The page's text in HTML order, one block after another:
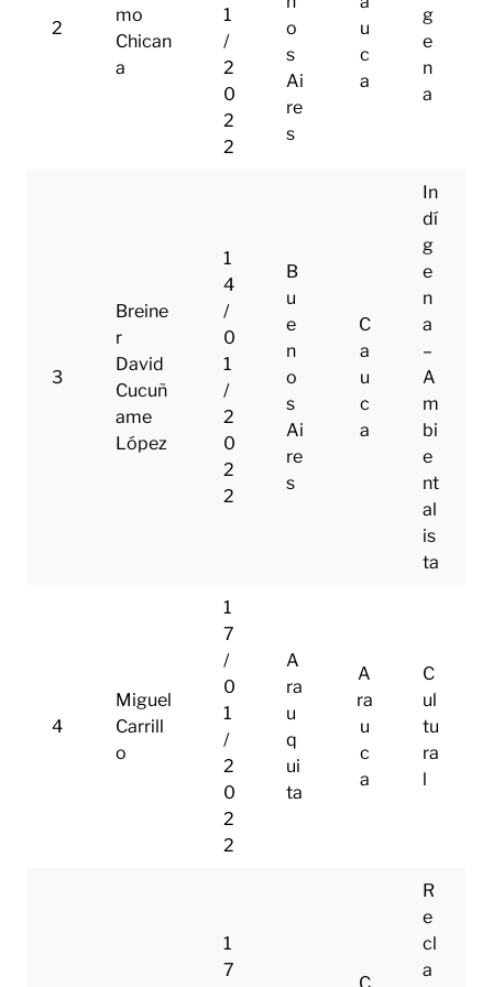
2
mo
Chican
a
1
/
2
0
2
2
o
s
Ai
re
s
u
c
a
g
e
n
a
3
Breine
r
David
Cucuñ
ame
López
1
4
/
0
1
/
2
0
2
2
B
u
e
n
o
s
Ai
re
s
C
a
u
c
a
In
dí
g
e
n
a
–
A
m
bi
e
nt
al
is
ta
4
Miguel
Carrill
o
1
7
/
0
1
/
2
0
2
2
A
ra
u
q
ui
ta
A
ra
u
c
a
C
ul
tu
ra
l
1
7
R
e
cl
a